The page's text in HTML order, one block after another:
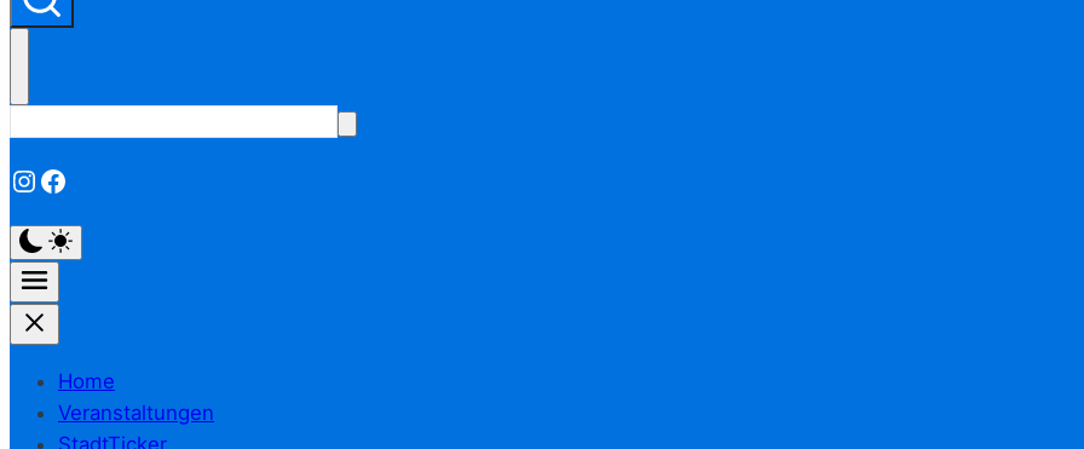
Instagram
Facebook
Home
Veranstaltungen